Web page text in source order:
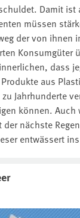
Damit ist
müssen
der von ihnen
Konsumgüter
dass
aus
Jahrhunderte
können. Auch
nächste
entwässert